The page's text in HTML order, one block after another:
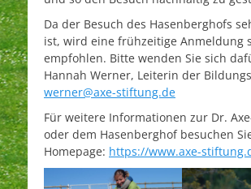
Da der Besuch des Hasenberghofs
ist, wird eine frühzeitige Anmeldung
empfohlen. Bitte wenden Sie sich
Hannah Werner, Leiterin der
werner@axe-stiftung.de
Für weitere Informationen zur Dr.
oder dem Hasenberghof besuchen
Homepage: https://www.axe-